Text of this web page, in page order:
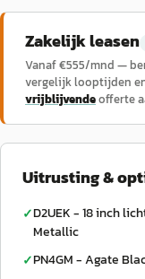
Zakelijk leasen
Vanaf €555/mnd —
vergelijk looptijden
vrijblijvendeofferte
Uitrusting &
✓D2UEK - 18 inch
Metallic
✓PN4GM - Agate